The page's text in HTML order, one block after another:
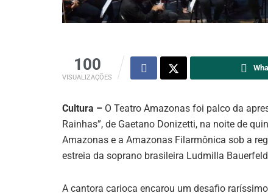
100
VISUALIZAÇÕES
Cultura – O Teatro Amazonas foi palco da
Rainhas”, de Gaetano Donizetti, na noite de
Amazonas e a Amazonas Filarmônica sob a
estreia da soprano brasileira Ludmilla
A cantora carioca encarou um desafio